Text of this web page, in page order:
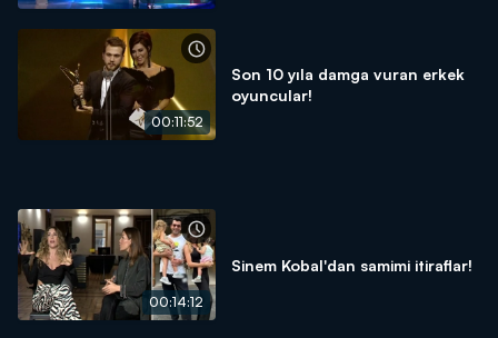
00:11:52
Son 10 yıla damga vuran erkek
oyuncular!
00:14:12
Sinem Kobal'dan samimi itiraflar!